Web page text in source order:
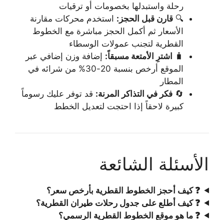
رحلة واستبدلها بخصومات أو ترقيات
🔍 قارن قبل الحجز: استخدم محركات مقارنة
الأسعار ثم أكمل الحجز مباشرة مع الخطوط
القطرية لتجنب عمولات الوسطاء
🧳 اشترِ الأمتعة مسبقاً: إضافة وزن إضافي عبر
الموقع أرخص بنسبة 20-30% من شرائه في
المطار
🔄 فكر في التذاكر المرنة: قد توفر عليك رسوماً
كبيرة لاحقاً إذا احتجت لتعديل الخطط
الأسئلة الشائعة
❓ كيف أحجز الخطوط القطرية بأرخص سعر؟
❓ كيف أطلع على جدول رحلات طيران القطرية؟
❓ ما هو موقع الخطوط القطرية الرسمي؟